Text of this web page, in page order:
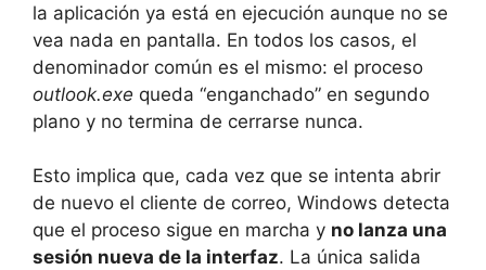
la aplicación ya está en ejecución aunque no se
vea nada en pantalla. En todos los casos, el
denominador común es el mismo: el proceso
outlook.exe queda “enganchado” en segundo
plano y no termina de cerrarse nunca.
Esto implica que, cada vez que se intenta abrir
de nuevo el cliente de correo, Windows detecta
que el proceso sigue en marcha y no lanza una
sesión nueva de la interfaz. La única salida